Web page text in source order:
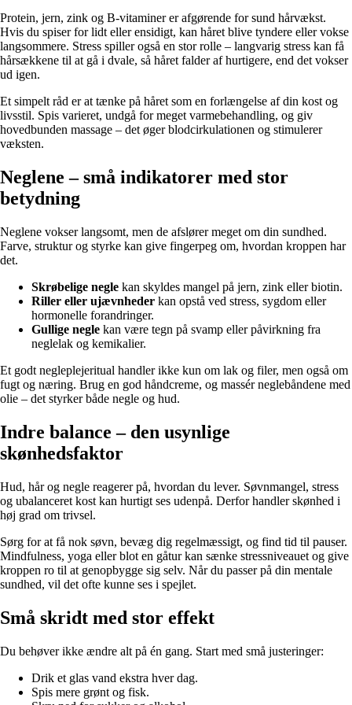
Protein, jern, zink og B-vitaminer er afgørende for sund hårvækst.
Hvis du spiser for lidt eller ensidigt, kan håret blive tyndere eller vokse
langsommere. Stress spiller også en stor rolle – langvarig stress kan få
hårsækkene til at gå i dvale, så håret falder af hurtigere, end det vokser
ud igen.
Et simpelt råd er at tænke på håret som en forlængelse af din kost og
livsstil. Spis varieret, undgå for meget varmebehandling, og giv
hovedbunden massage – det øger blodcirkulationen og stimulerer
væksten.
Neglene – små indikatorer med stor
betydning
Neglene vokser langsomt, men de afslører meget om din sundhed.
Farve, struktur og styrke kan give fingerpeg om, hvordan kroppen har
det.
Skrøbelige negle kan skyldes mangel på jern, zink eller biotin.
Riller eller ujævnheder kan opstå ved stress, sygdom eller
hormonelle forandringer.
Gullige negle kan være tegn på svamp eller påvirkning fra
neglelak og kemikalier.
Et godt negleplejeritual handler ikke kun om lak og filer, men også om
fugt og næring. Brug en god håndcreme, og massér neglebåndene med
olie – det styrker både negle og hud.
Indre balance – den usynlige
skønhedsfaktor
Hud, hår og negle reagerer på, hvordan du lever. Søvnmangel, stress
og ubalanceret kost kan hurtigt ses udenpå. Derfor handler skønhed i
høj grad om trivsel.
Sørg for at få nok søvn, bevæg dig regelmæssigt, og find tid til pauser.
Mindfulness, yoga eller blot en gåtur kan sænke stressniveauet og give
kroppen ro til at genopbygge sig selv. Når du passer på din mentale
sundhed, vil det ofte kunne ses i spejlet.
Små skridt med stor effekt
Du behøver ikke ændre alt på én gang. Start med små justeringer:
Drik et glas vand ekstra hver dag.
Spis mere grønt og fisk.